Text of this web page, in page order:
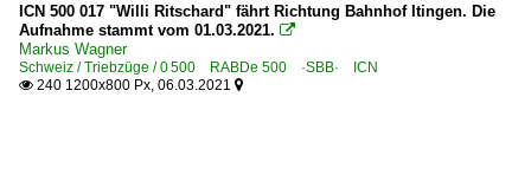
ICN 500 017 "Willi Ritschard" fährt Richtung Bahnhof Itingen. Die
Aufnahme stammt vom 01.03.2021. 
Markus Wagner
Schweiz / Triebzüge / 0 500 RABDe 500 ·SBB· ICN
 240 1200x800 Px, 06.03.2021 